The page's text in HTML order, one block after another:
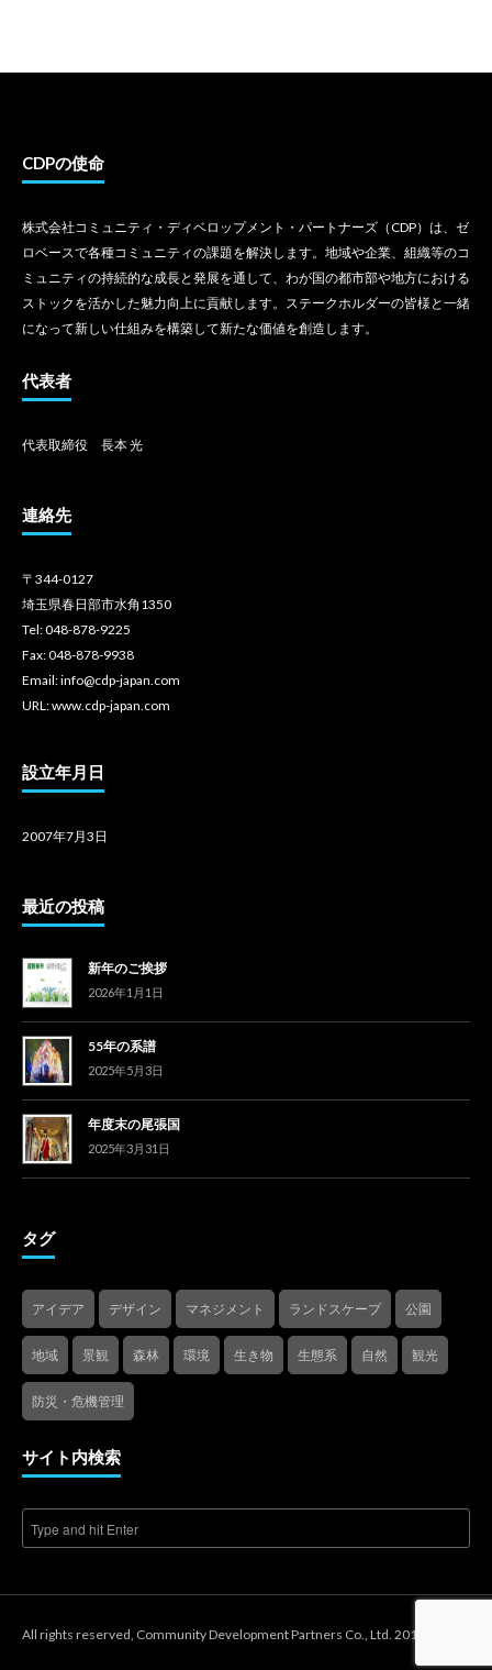
CDPの使命
株式会社コミュニティ・ディベロップメント・パートナーズ（CDP）は、ゼ
ロベースで各種コミュニティの課題を解決します。地域や企業、組織等のコ
ミュニティの持続的な成長と発展を通して、わが国の都市部や地方における
ストックを活かした魅力向上に貢献します。ステークホルダーの皆様と一緒
になって新しい仕組みを構築して新たな価値を創造します。
代表者
代表取締役 長本 光
連絡先
〒344-0127
埼玉県春日部市水角1350
Tel: 048-878-9225
Fax: 048-878-9938
Email: info@cdp-japan.com
URL: www.cdp-japan.com
設立年月日
2007年7月3日
最近の投稿
新年のご挨拶
2026年1月1日
55年の系譜
2025年5月3日
年度末の尾張国
2025年3月31日
タグ
アイデア デザイン マネジメント ランドスケープ 公園
地域 景観 森林 環境 生き物 生態系 自然 観光
防災・危機管理
サイト内検索
All rights reserved, Community Development Partners Co., Ltd. 2018